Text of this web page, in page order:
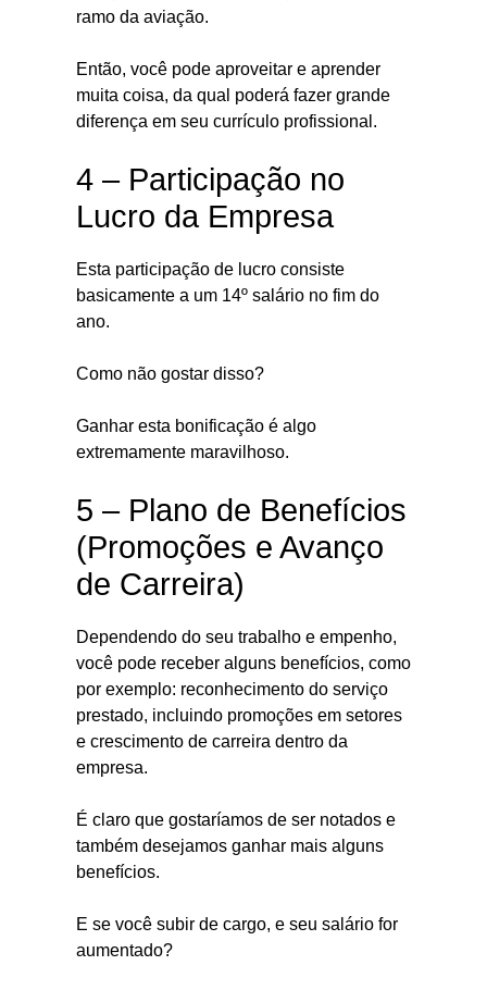
ramo da aviação.
Então, você pode aproveitar e aprender
muita coisa, da qual poderá fazer grande
diferença em seu currículo profissional.
4 – Participação no
Lucro da Empresa
Esta participação de lucro consiste
basicamente a um 14º salário no fim do
ano.
Como não gostar disso?
Ganhar esta bonificação é algo
extremamente maravilhoso.
5 – Plano de Benefícios
(Promoções e Avanço
de Carreira)
Dependendo do seu trabalho e empenho,
você pode receber alguns benefícios, como
por exemplo: reconhecimento do serviço
prestado, incluindo promoções em setores
e crescimento de carreira dentro da
empresa.
É claro que gostaríamos de ser notados e
também desejamos ganhar mais alguns
benefícios.
E se você subir de cargo, e seu salário for
aumentado?